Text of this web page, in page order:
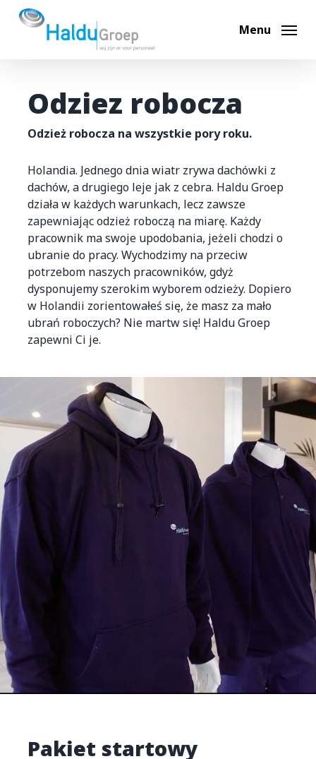
Skip
Menu
Odziez robocza
Odzież robocza na wszystkie pory roku.
Holandia. Jednego dnia wiatr zrywa dachówki z
dachów, a drugiego leje jak z cebra. Haldu Groep
działa w każdych warunkach, lecz zawsze
zapewniając odzież roboczą na miarę. Każdy
pracownik ma swoje upodobania, jeżeli chodzi o
ubranie do pracy. Wychodzimy na przeciw
potrzebom naszych pracowników, gdyż
dysponujemy szerokim wyborem odzieży. Dopiero
w Holandii zorientowałeś się, że masz za mało
ubrań roboczych? Nie martw się! Haldu Groep
zapewni Ci je.
Pakiet startowy